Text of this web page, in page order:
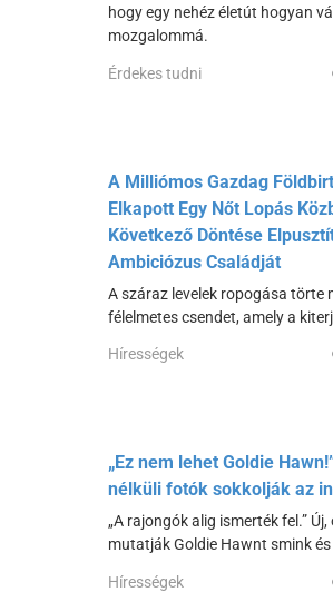
hogy egy nehéz életút hogyan
mozgalommá.
Érdekes tudni
A Milliómos Gazdag
Elkapott Egy Nőt Lopás
Következő Döntése
Ambiciózus Családját
A száraz levelek ropogása törte
félelmetes csendet, amely a
Hírességek
„Ez nem lehet Goldie
nélküli fotók sokkolják az
„A rajongók alig ismerték fel.”
mutatják Goldie Hawnt smink
Hírességek